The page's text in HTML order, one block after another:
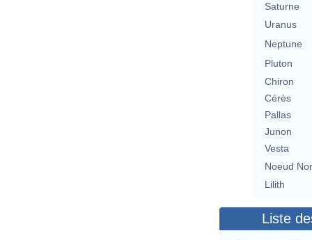
Saturne
Uranus
Neptune
Pluton
Chiron
Cérès
Pallas
Junon
Vesta
Noeud
Lilith
Liste